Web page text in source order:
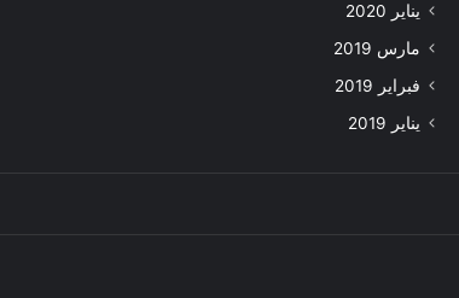
يناير 2020
مارس 2019
فبراير 2019
يناير 2019